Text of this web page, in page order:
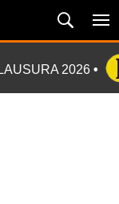
2026